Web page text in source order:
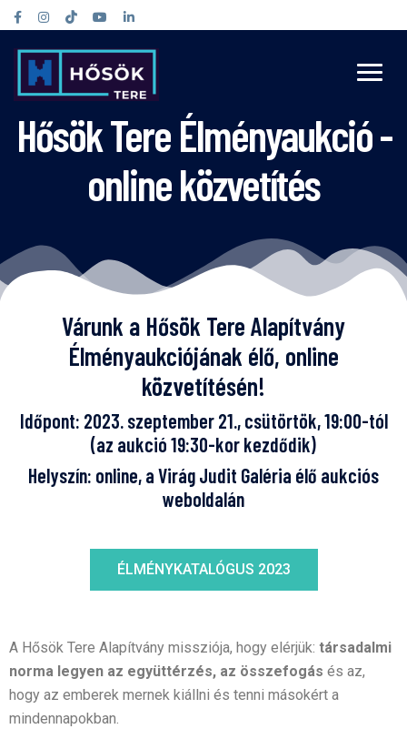
Hősök Tere Élményaukció -
online közvetítés
Várunk a Hősök Tere Alapítvány
Élményaukciójának élő, online
közvetítésén!
Időpont: 2023. szeptember 21., csütörtök, 19:00-tól
(az aukció 19:30-kor kezdődik)
Helyszín: online, a Virág Judit Galéria élő aukciós
weboldalán
ÉLMÉNYKATALÓGUS 2023
A Hősök Tere Alapítvány missziója, hogy elérjük: társadalmi
norma legyen az együttérzés, az összefogás és az,
hogy az emberek mernek kiállni és tenni másokért a
mindennapokban.